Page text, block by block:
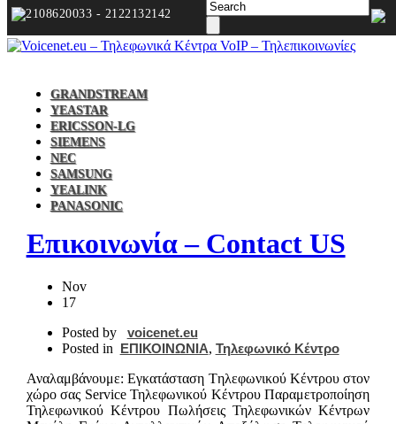
2108620033 - 2122132142
GRANDSTREAM
YEASTAR
ERICSSON-LG
SIEMENS
NEC
SAMSUNG
YEALINK
PANASONIC
Επικοινωνία – Contact US
Nov
17
Posted by
voicenet.eu
Posted in ΕΠΙΚΟΙΝΩΝΙΑ, Τηλεφωνικό Κέντρο
Αναλαμβάνουμε: Εγκατάσταση Tηλεφωνικού Κέντρου στον
χώρο σας Service Τηλεφωνικού Κέντρου Παραμετροποίηση
Τηλεφωνικού Κέντρου Πωλήσεις Τηλεφωνικών Κέντρων